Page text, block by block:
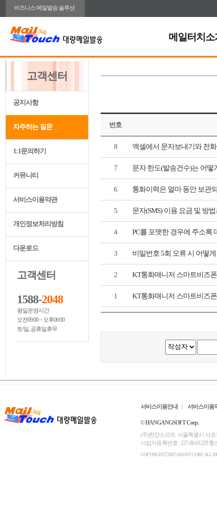
비즈니스 메일발송 솔루션
메일터치소
고객센터
공지사항
자주하는 질문
1:1문의하기
커뮤니티
서비스이용약관
개인정보처리방침
다운로드
고객센터
1588-2048
평일운영시간
오전09:00 ~ 오후06:00
토/일, 공휴일휴무
번호
8 엑셀에서 문자보내기와 전
7 문자 한도(발송건수)는 어떻
6 통화이력은 얼마 동안 보관
5 문자(SMS) 이용 요금 및 방
4 PC를 포맷한 경우에 주소록
3 비밀번호 5회 오류 시 어떻
2 KT통화매니저 스마트비즈
1 KT통화매니저 스마트비즈
서비스이용안내 서비스이용
© HANGANGSOFT Corp.
(주)한강소프트. 서울특별시 서초
사업자등록번호 : 227-86-01229
COPYRIGHTⓒ2007-2018 KT CORP. ALL